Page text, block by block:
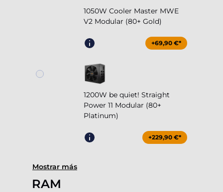
1050W Cooler Master MWE
V2 Modular (80+ Gold)
+69,90 €*
1200W be quiet! Straight
Power 11 Modular (80+
Platinum)
+229,90 €*
Mostrar más
RAM